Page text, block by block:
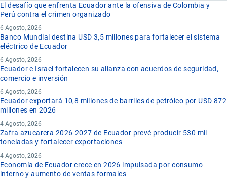
El desafío que enfrenta Ecuador ante la ofensiva de Colombia y
Perú contra el crimen organizado
6 Agosto, 2026
Banco Mundial destina USD 3,5 millones para fortalecer el sistema
eléctrico de Ecuador
6 Agosto, 2026
Ecuador e Israel fortalecen su alianza con acuerdos de seguridad,
comercio e inversión
6 Agosto, 2026
Ecuador exportará 10,8 millones de barriles de petróleo por USD 872
millones en 2026
4 Agosto, 2026
Zafra azucarera 2026-2027 de Ecuador prevé producir 530 mil
toneladas y fortalecer exportaciones
4 Agosto, 2026
Economía de Ecuador crece en 2026 impulsada por consumo
interno y aumento de ventas formales